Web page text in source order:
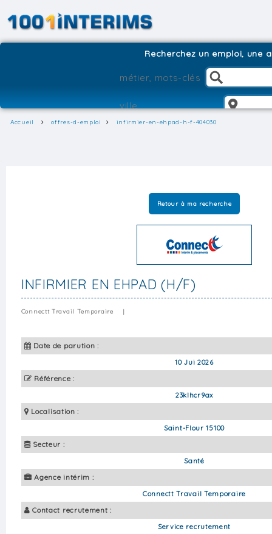
Recherchez un emploi, une
Accueil offres-d-emploi infirmier-en-ehpad-h-f-404030
Retour à ma recherche
INFIRMIER EN EHPAD (H/F)
Connectt Travail Temporaire |
Date de parution :
10 Jui 2026
Référence :
23klhcr9ax
Localisation :
Saint-Flour 15100
Secteur :
Santé
Agence intérim :
Connectt Travail Temporaire
Contact recrutement :
Service recrutement